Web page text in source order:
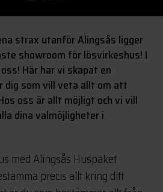
strax utanför Alingsås ligger
showroom för lösvirkeshus! I
Här har vi skapat en
dig som vill veta allt om att
oss är allt möjligt och vi vill
dina valmöjligheter i
med Alingsås Huspaket
precis allt kring ditt